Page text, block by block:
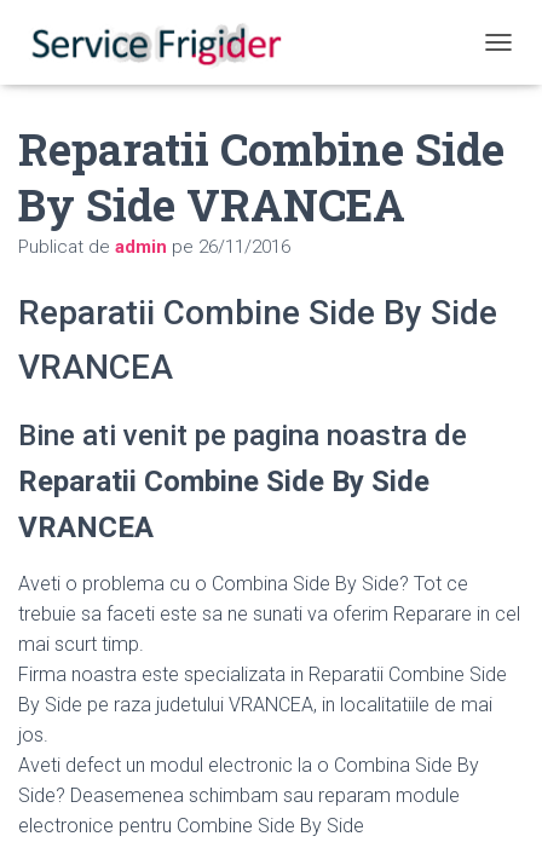
Reparatii Combine Side
By Side VRANCEA
Publicat de admin pe 26/11/2016
Reparatii Combine Side By Side
VRANCEA
Bine ati venit pe pagina noastra de
Reparatii Combine Side By Side
VRANCEA
Aveti o problema cu o Combina Side By Side? Tot ce
trebuie sa faceti este sa ne sunati va oferim Reparare in cel
mai scurt timp.
Firma noastra este specializata in Reparatii Combine Side
By Side pe raza judetului VRANCEA, in localitatiile de mai
jos.
Aveti defect un modul electronic la o Combina Side By
Side? Deasemenea schimbam sau reparam module
electronice pentru Combine Side By Side